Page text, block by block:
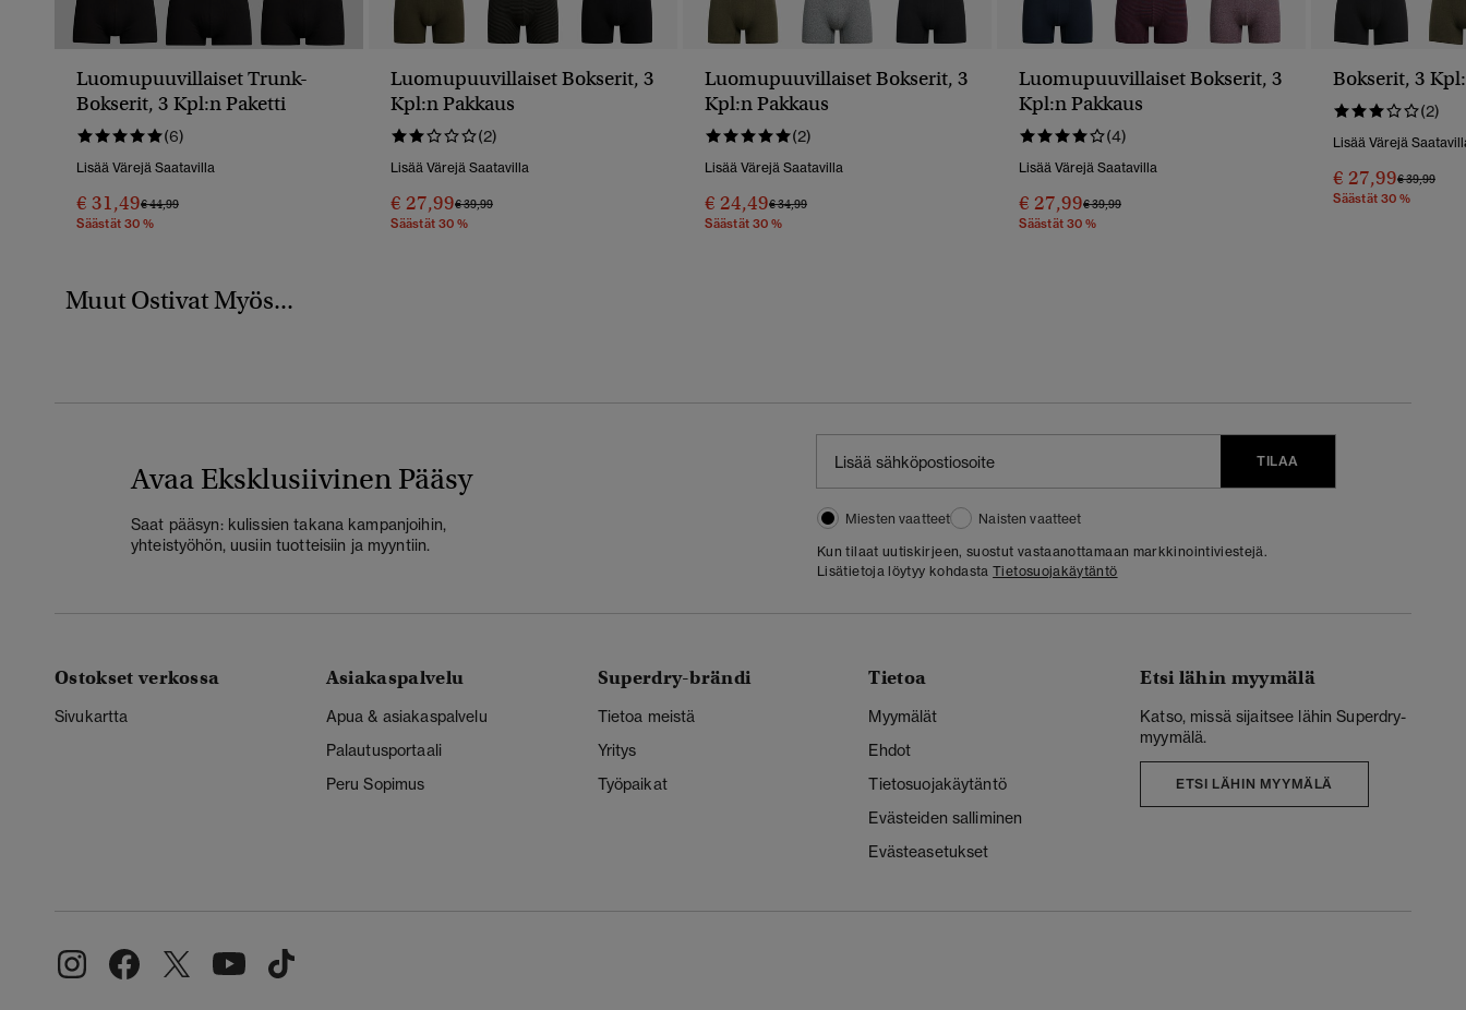
Luomupuuvillaiset Trunk-
Bokserit, 3 Kpl:n Paketti
(6)
Lisää Värejä Saatavilla
€ 31,49Hinta Alennettu Hinnasta
€ 44,99Hintaan
Säästät 30 %
Luomupuuvillaiset Bokserit, 3
Kpl:n Pakkaus
(2)
Lisää Värejä Saatavilla
€ 27,99Hinta Alennettu Hinnasta
€ 39,99Hintaan
Säästät 30 %
Luomupuuvillaiset Bokserit, 3
Kpl:n Pakkaus
(2)
Lisää Värejä Saatavilla
€ 24,49Hinta Alennettu Hinnasta
€ 34,99Hintaan
Säästät 30 %
Luomupuuvillaiset Bokserit, 3
Kpl:n Pakkaus
(4)
Lisää Värejä Saatavilla
€ 27,99Hinta Alennettu Hinnasta
€ 39,99Hintaan
Säästät 30 %
Bokserit, 3
(2)
Lisää Värejä
€ 27,99Hinta
€ 39,99
Säästät 30 %
Muut Ostivat Myös...
Avaa Eksklusiivinen Pääsy
Saat pääsyn: kulissien takana kampanjoihin,
yhteistyöhön, uusiin tuotteisiin ja myyntiin.
TILAA
Miesten vaatteet
Naisten vaatteet
Kun tilaat uutiskirjeen, suostut vastaanottamaan markkinointiviestejä.
Lisätietoja löytyy kohdastaTietosuojakäytäntö
Ostokset verkossa
Sivukartta
Asiakaspalvelu
Apua & asiakaspalvelu
Palautusportaali
Peru Sopimus
Superdry-brändi
Tietoa meistä
Yritys
Työpaikat
Tietoa
Myymälät
Ehdot
Tietosuojakäytäntö
Evästeiden salliminen
Evästeasetukset
Etsi lähin myymälä
Katso, missä sijaitsee lähin Superdry-
myymälä.
ETSI LÄHIN MYYMÄLÄ